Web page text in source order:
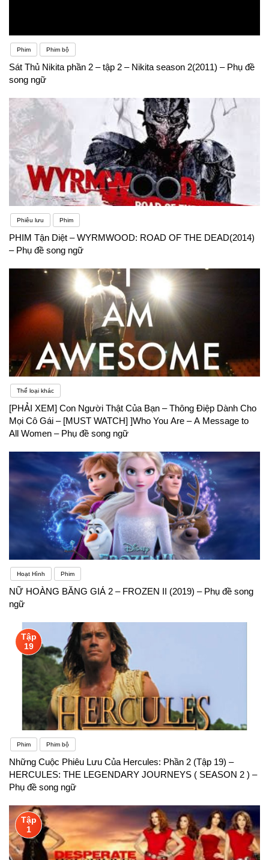
Phim Phim bộ
Sát Thủ Nikita phần 2 – tập 2 – Nikita season 2(2011) – Phụ đề
song ngữ
Phiêu lưu Phim
PHIM Tận Diệt – WYRMWOOD: ROAD OF THE DEAD(2014)
– Phụ đề song ngữ
Thể loại khác
[PHẢI XEM] Con Người Thật Của Bạn – Thông Điệp Dành Cho
Mọi Cô Gái – [MUST WATCH] ]Who You Are – A Message to
All Women – Phụ đề song ngữ
Hoạt Hình Phim
NỮ HOÀNG BĂNG GIÁ 2 – FROZEN II (2019) – Phụ đề song
ngữ
Tập
19
Phim Phim bộ
Những Cuộc Phiêu Lưu Của Hercules: Phần 2 (Tập 19) –
HERCULES: THE LEGENDARY JOURNEYS ( SEASON 2 ) –
Phụ đề song ngữ
Tập
1